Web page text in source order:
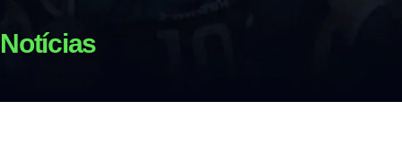
Notícias